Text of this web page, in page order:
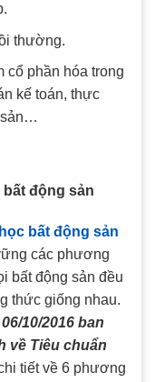
thường.
cổ phần hóa trong
kế toán, thực
sản…
động sản
bất động sản
các phương
bất động sản đều
thức giống nhau.
10/2016 ban
về Tiêu chuẩn
tiết về 6 phương